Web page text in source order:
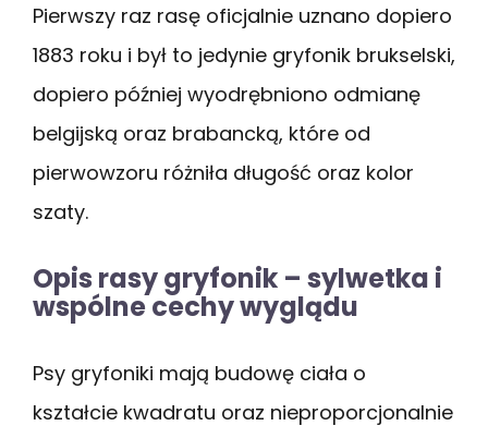
Pierwszy raz rasę oficjalnie uznano dopiero
1883 roku i był to jedynie gryfonik brukselski,
dopiero później wyodrębniono odmianę
belgijską oraz brabancką, które od
pierwowzoru różniła długość oraz kolor
szaty.
Opis rasy gryfonik – sylwetka i
wspólne cechy wyglądu
Psy gryfoniki mają budowę ciała o
kształcie kwadratu oraz nieproporcjonalnie